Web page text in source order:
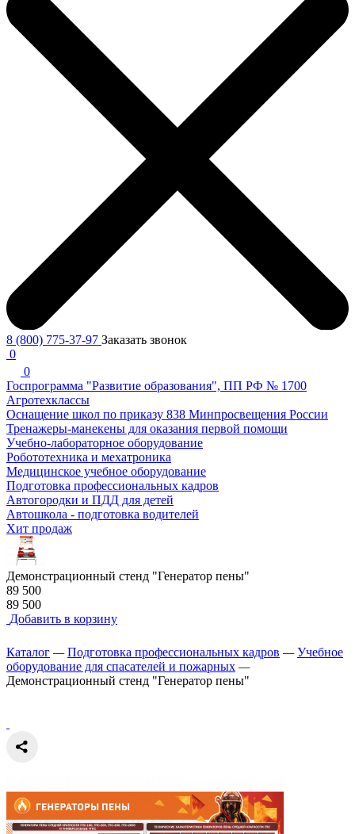
8 (800) 775-37-97 Заказать звонок
0
0
Госпрограмма "Развитие образования", ПП РФ № 1700
Агротехклассы
Оснащение школ по приказу 838 Минпросвещения России
Тренажеры-манекены для оказания первой помощи
Учебно-лабораторное оборудование
Робототехника и мехатроника
Медицинское учебное оборудование
Подготовка профессиональных кадров
Автогородки и ПДД для детей
Автошкола - подготовка водителей
Хит продаж
Демонстрационный стенд "Генератор пены"
89 500
89 500
Добавить в корзину
Каталог —Подготовка профессиональных кадров —Учебное
оборудование для спасателей и пожарных —
Демонстрационный стенд "Генератор пены"